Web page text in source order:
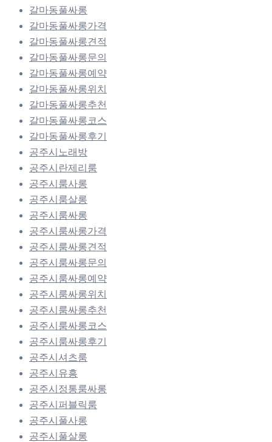
갈마동풀싸롱
갈마동풀싸롱가격
갈마동풀싸롱견적
갈마동풀싸롱문의
갈마동풀싸롱예약
갈마동풀싸롱위치
갈마동풀싸롱추천
갈마동풀싸롱코스
갈마동풀싸롱후기
공주시노래방
공주시란제리룸
공주시룸사롱
공주시룸살롱
공주시룸싸롱
공주시룸싸롱가격
공주시룸싸롱견적
공주시룸싸롱문의
공주시룸싸롱예약
공주시룸싸롱위치
공주시룸싸롱추천
공주시룸싸롱코스
공주시룸싸롱후기
공주시셔츠룸
공주시유흥
공주시정통룸싸롱
공주시퍼블릭룸
공주시풀사롱
공주시풀살롱